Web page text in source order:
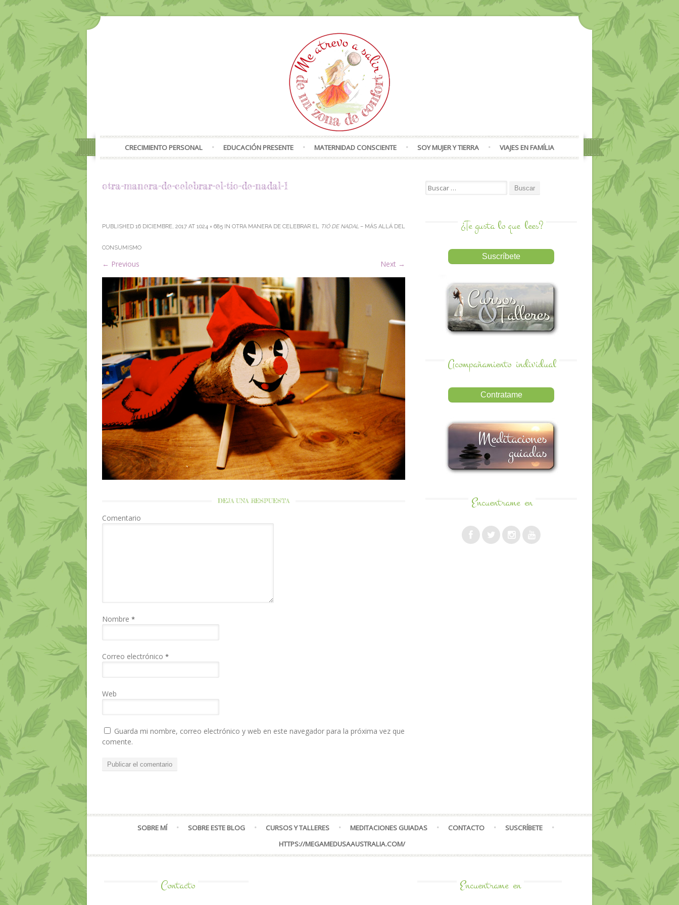
CRECIMIENTO PERSONAL EDUCACIÓN PRESENTE MATERNIDAD CONSCIENTE SOY MUJER Y TIERRA VIAJES EN FAMÍLIA
otra-manera-de-celebrar-el-tio-de-nadal-1
PUBLISHED 16 DICIEMBRE, 2017 AT 1024 × 685 IN OTRA MANERA DE CELEBRAR EL TIÓ DE NADAL– MÁS ALLÁ DEL
CONSUMISMO
← Previous Next →
DEJA UNA RESPUESTA
Comentario
Nombre *
Correo electrónico *
Web
Guarda mi nombre, correo electrónico y web en este navegador para la próxima vez que
comente.
Search for:
¿Te gusta lo que lees?
Acompañamiento individual
Encuentrame en
SOBRE MÍ SOBRE ESTE BLOG CURSOS Y TALLERES MEDITACIONES GUIADAS CONTACTO
SUSCRÍBETE
HTTPS://MEGAMEDUSAAUSTRALIA.COM/
Contacto Encuentrame en